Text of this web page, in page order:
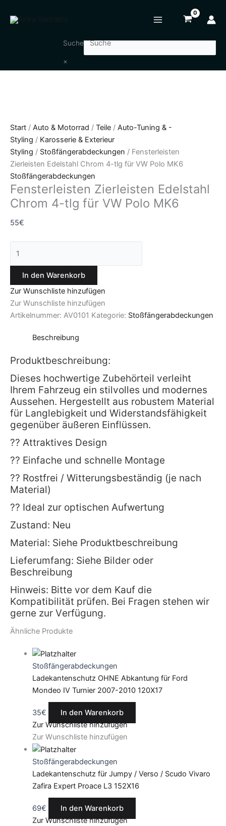
Inhalt
Suche
×
Start / Auto & Motorrad / Teile / Auto-Tuning & -
Styling / Karosserie & Exterieur
Styling / Stoßfängerabdeckungen / Fensterleisten
Zierleisten Edelstahl Chrom 4-tlg für VW Polo MK6
Stoßfängerabdeckungen
Fensterleisten Zierleisten Edelstahl
Chrom 4-tlg für VW Polo MK6
55€
Zierleisten
Menge
In den Warenkorb
Zur Wunschliste hinzufügen
Zur Wunschliste hinzufügen
Artikelnummer: AV0101 Kategorie: Stoßfängerabdeckungen
Beschreibung
Produktbeschreibung:
Dieses hochwertige Zubehörteil verleiht
Ihrem Fahrzeug ein stilvolles und modernes
Aussehen. Hergestellt aus robustem Material
für Langlebigkeit und Widerstandsfähigkeit
gegenüber äußeren Einflüssen.
?? Attraktives Design
?? Einfache und schnelle Montage
?? Rostfrei / Witterungsbeständig (je nach
Material)
?? Ideal zur optischen Aufwertung
Zustand: Neu
Material: Siehe Produktbeschreibung
Lieferumfang: Siehe Bilder oder
Beschreibung
Hinweis: Bitte vor dem Kauf die
Kompatibilität prüfen. Bei Fragen stehen wir
gerne zur Verfügung.
Ähnliche Produkte
Stoßfängerabdeckungen
Ladekantenschutz OHNE Abkantung für Ford
Mondeo IV Turnier 2007-2010 120X17
35€
In den Warenkorb
Zur Wunschliste hinzufügen
Zur Wunschliste hinzufügen
Stoßfängerabdeckungen
Ladekantenschutz für Jumpy / Verso / Scudo Vivaro
Zafira Expert Proace L3 152X16
69€
In den Warenkorb
Zur Wunschliste hinzufügen